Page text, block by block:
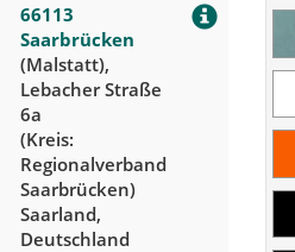
66113
Saarbrücken
(Malstatt),
Lebacher Straße
6a
(Kreis:
Regionalverband
Saarbrücken)
Saarland,
Deutschland